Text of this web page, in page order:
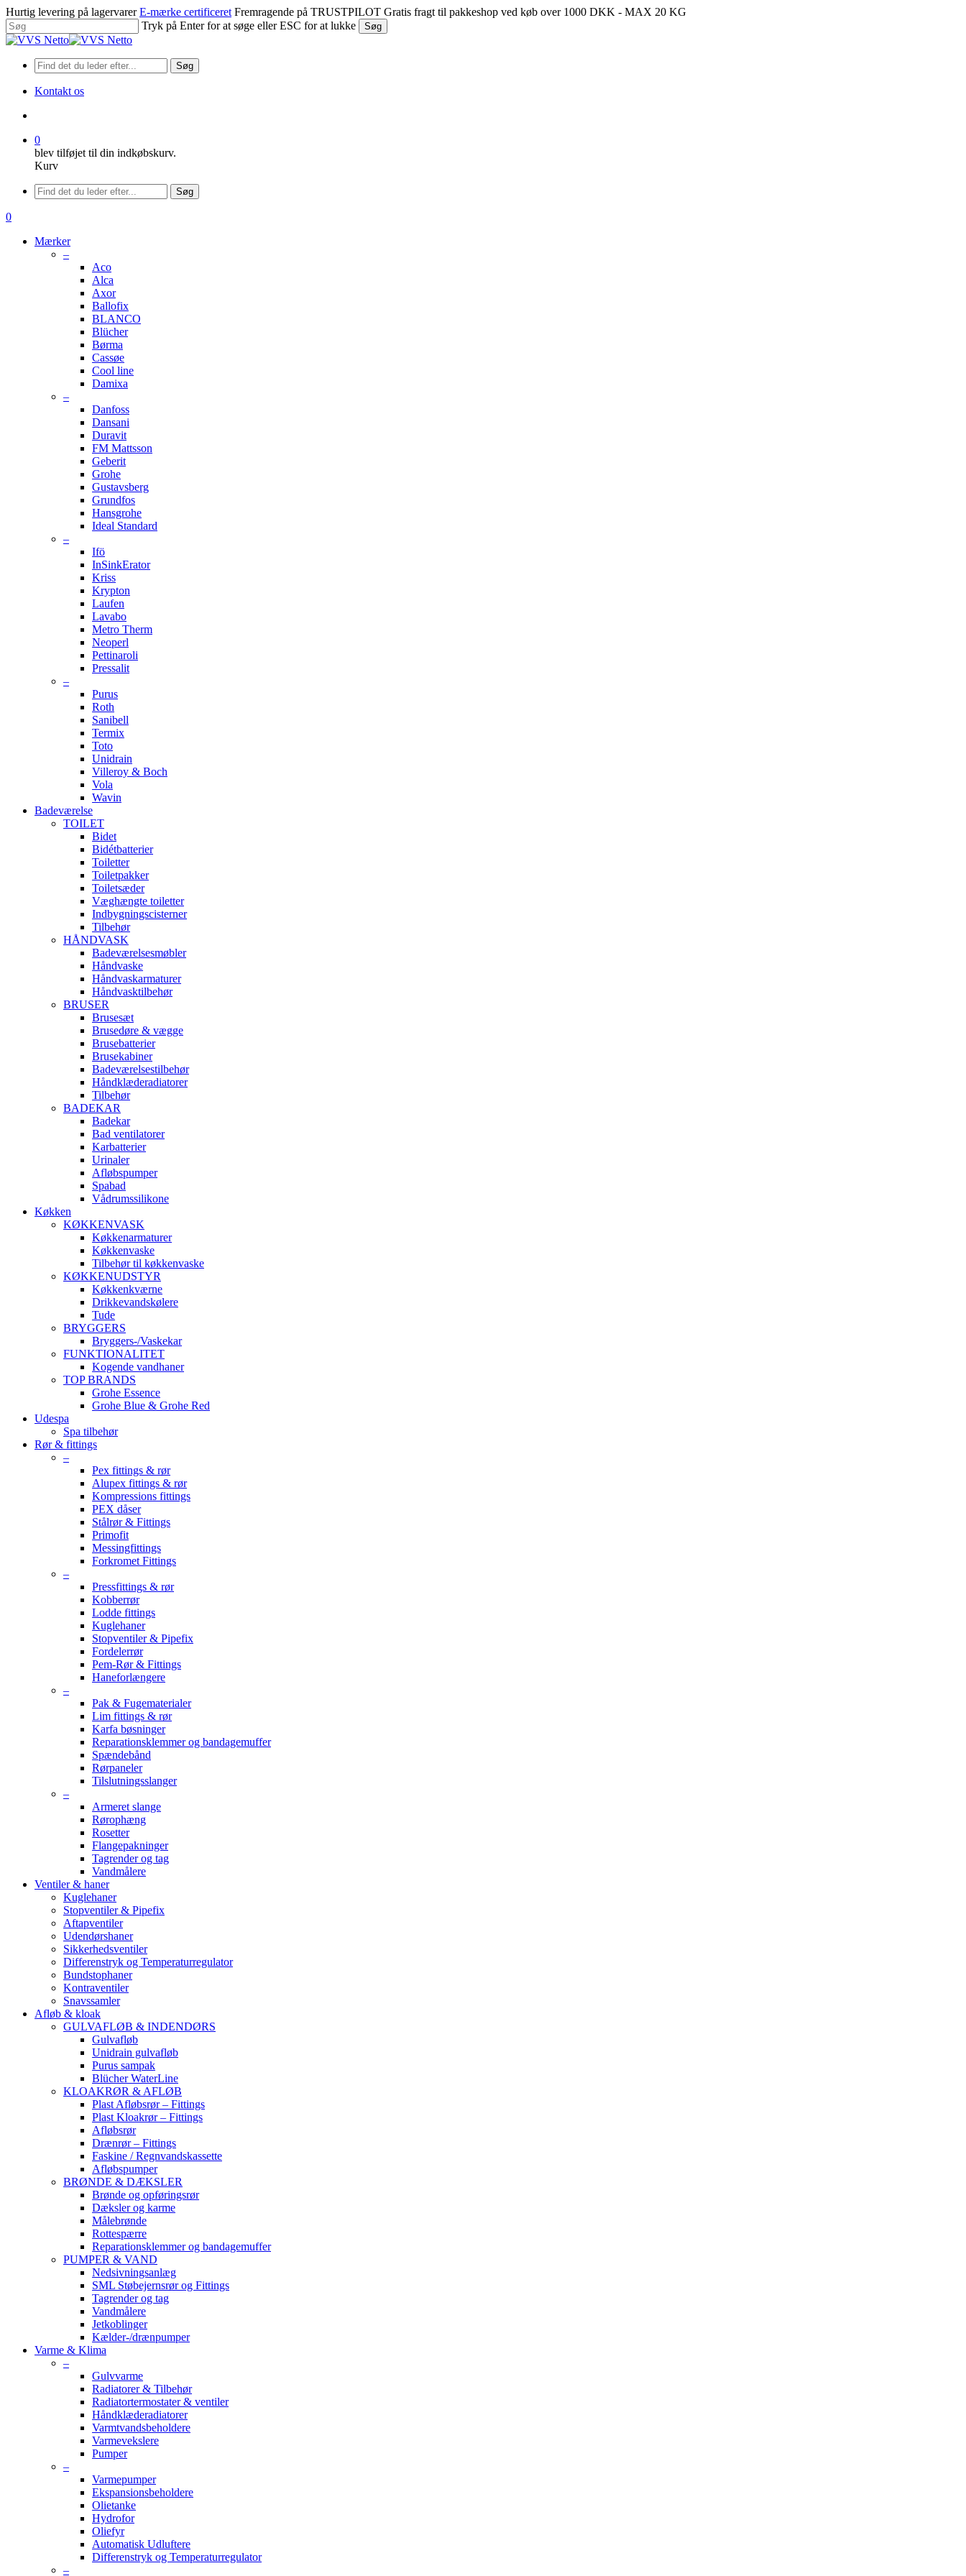
Spring
til
hovedindhold
Hurtig levering på lagervarer E-mærke certificeret Fremragende på TRUSTPILOT Gratis fragt til pakkeshop ved køb over 1000 DKK - MAX 20 KG
Tryk på Enter for at søge eller ESC for at lukke
Søg
Luk
Søg
Kontakt os
0
blev tilføjet til din indkøbskurv.
Kurv
Menu
Søg
søge
0
Mærker
–
Aco
Alca
Axor
Ballofix
BLANCO
Blücher
Børma
Cassøe
Cool line
Damixa
–
Danfoss
Dansani
Duravit
FM Mattsson
Geberit
Grohe
Gustavsberg
Grundfos
Hansgrohe
Ideal Standard
–
Ifö
InSinkErator
Kriss
Krypton
Laufen
Lavabo
Metro Therm
Neoperl
Pettinaroli
Pressalit
–
Purus
Roth
Sanibell
Termix
Toto
Unidrain
Villeroy & Boch
Vola
Wavin
Badeværelse
TOILET
Bidet
Bidétbatterier
Toiletter
Toiletpakker
Toiletsæder
Væghængte toiletter
Indbygningscisterner
Tilbehør
HÅNDVASK
Badeværelsesmøbler
Håndvaske
Håndvaskarmaturer
Håndvasktilbehør
BRUSER
Brusesæt
Brusedøre & vægge
Brusebatterier
Brusekabiner
Badeværelsestilbehør
Håndklæderadiatorer
Tilbehør
BADEKAR
Badekar
Bad ventilatorer
Karbatterier
Urinaler
Afløbspumper
Spabad
Vådrumssilikone
Køkken
KØKKENVASK
Køkkenarmaturer
Køkkenvaske
Tilbehør til køkkenvaske
KØKKENUDSTYR
Køkkenkværne
Drikkevandskølere
Tude
BRYGGERS
Bryggers-/Vaskekar
FUNKTIONALITET
Kogende vandhaner
TOP BRANDS
Grohe Essence
Grohe Blue & Grohe Red
Udespa
Spa tilbehør
Rør & fittings
–
Pex fittings & rør
Alupex fittings & rør
Kompressions fittings
PEX dåser
Stålrør & Fittings
Primofit
Messingfittings
Forkromet Fittings
–
Pressfittings & rør
Kobberrør
Lodde fittings
Kuglehaner
Stopventiler & Pipefix
Fordelerrør
Pem-Rør & Fittings
Haneforlængere
–
Pak & Fugematerialer
Lim fittings & rør
Karfa bøsninger
Reparationsklemmer og bandagemuffer
Spændebånd
Rørpaneler
Tilslutningsslanger
–
Armeret slange
Rørophæng
Rosetter
Flangepakninger
Tagrender og tag
Vandmålere
Ventiler & haner
Kuglehaner
Stopventiler & Pipefix
Aftapventiler
Udendørshaner
Sikkerhedsventiler
Differenstryk og Temperaturregulator
Bundstophaner
Kontraventiler
Snavssamler
Afløb & kloak
GULVAFLØB & INDENDØRS
Gulvafløb
Unidrain gulvafløb
Purus sampak
Blücher WaterLine
KLOAKRØR & AFLØB
Plast Afløbsrør – Fittings
Plast Kloakrør – Fittings
Afløbsrør
Drænrør – Fittings
Faskine / Regnvandskassette
Afløbspumper
BRØNDE & DÆKSLER
Brønde og opføringsrør
Dæksler og karme
Målebrønde
Rottespærre
Reparationsklemmer og bandagemuffer
PUMPER & VAND
Nedsivningsanlæg
SML Støbejernsrør og Fittings
Tagrender og tag
Vandmålere
Jetkoblinger
Kælder-/drænpumper
Varme & Klima
–
Gulvvarme
Radiatorer & Tilbehør
Radiatortermostater & ventiler
Håndklæderadiatorer
Varmtvandsbeholdere
Varmevekslere
Pumper
–
Varmepumper
Ekspansionsbeholdere
Olietanke
Hydrofor
Oliefyr
Automatisk Udluftere
Differenstryk og Temperaturregulator
–